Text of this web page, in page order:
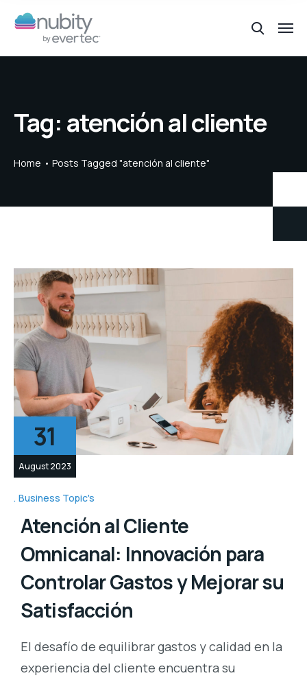
Tag: atención al cliente
Home Posts Tagged "atención al cliente"
31
August 2023
Business Topic's
Atención al Cliente
Omnicanal: Innovación para
Controlar Gastos y Mejorar su
Satisfacción
El desafío de equilibrar gastos y calidad en la
experiencia del cliente encuentra su